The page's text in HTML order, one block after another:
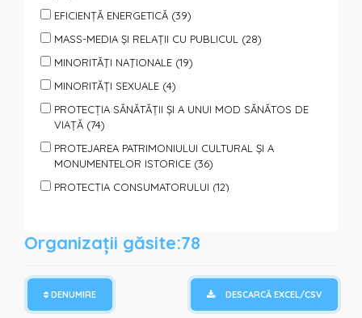
EFICIENȚĂ ENERGETICĂ (39)
MASS-MEDIA ȘI RELAȚII CU PUBLICUL (28)
MINORITĂŢI NAŢIONALE (19)
MINORITĂȚI SEXUALE (4)
PROTECȚIA SĂNĂTĂȚII ȘI A UNUI MOD SĂNĂTOS DE
VIAȚĂ (74)
PROTEJAREA PATRIMONIULUI CULTURAL ȘI A
MONUMENTELOR ISTORICE (36)
PROTECȚIA CONSUMATORULUI (12)
PROTECȚIA PERSOANELOR SUPUSE VIOLENȚEI (40)
SPORT, TURISM, ODIHNĂ ŞI AGREMENT (65)
SPRIJIN PENTRU FAMILII ȘI COPII (95)
SPRIJIN PERSOANELOR CU DIZABILITĂȚI (85)
Organizații găsite:78
DENUMIRE DESCARCĂ EXCEL/CSV